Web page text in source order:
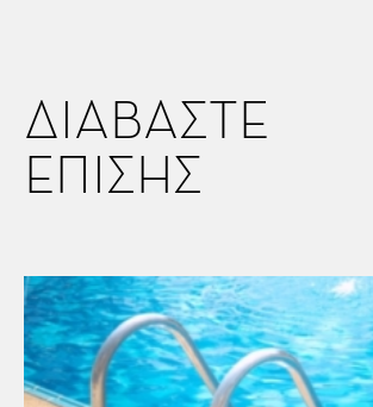
ΔΙΑΒΑΣΤΕ
ΕΠΙΣΗΣ